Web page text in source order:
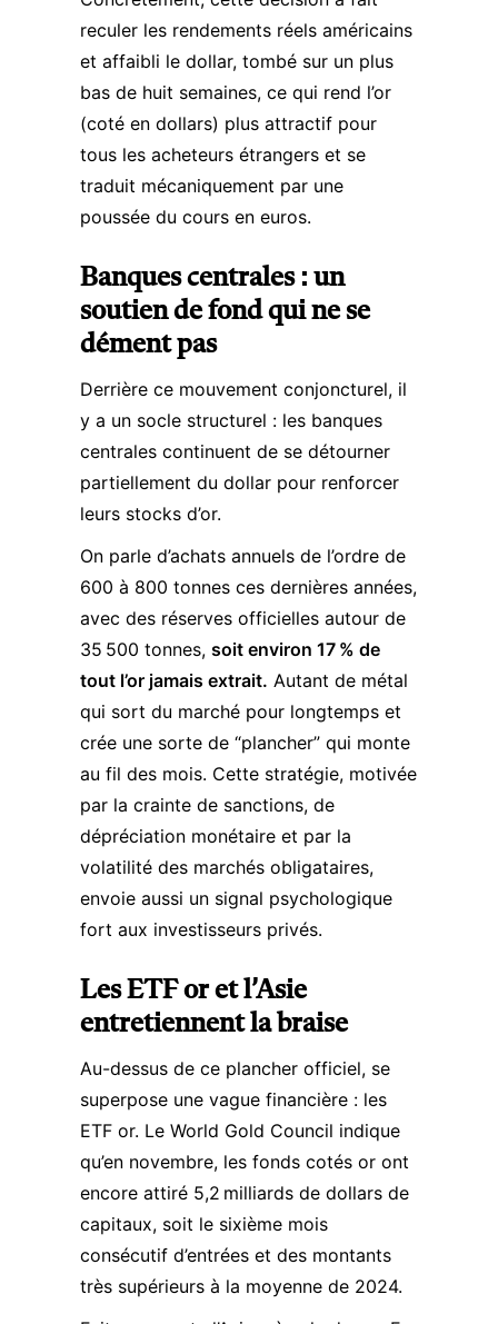
reculer les rendements réels américains
et affaibli le dollar, tombé sur un plus
bas de huit semaines, ce qui rend l’or
(coté en dollars) plus attractif pour
tous les acheteurs étrangers et se
traduit mécaniquement par une
poussée du cours en euros.​
Banques centrales : un
soutien de fond qui ne se
dément pas
Derrière ce mouvement conjoncturel, il
y a un socle structurel : les banques
centrales continuent de se détourner
partiellement du dollar pour renforcer
leurs stocks d’or.​
On parle d’achats annuels de l’ordre de
600 à 800 tonnes ces dernières années,
avec des réserves officielles autour de
35 500 tonnes, soit environ 17 % de
tout l’or jamais extrait. Autant de métal
qui sort du marché pour longtemps et
crée une sorte de “plancher” qui monte
au fil des mois. Cette stratégie, motivée
par la crainte de sanctions, de
dépréciation monétaire et par la
volatilité des marchés obligataires,
envoie aussi un signal psychologique
fort aux investisseurs privés.​
Les ETF or et l’Asie
entretiennent la braise
Au-dessus de ce plancher officiel, se
superpose une vague financière : les
ETF or. Le World Gold Council indique
qu’en novembre, les fonds cotés or ont
encore attiré 5,2 milliards de dollars de
capitaux, soit le sixième mois
consécutif d’entrées et des montants
très supérieurs à la moyenne de 2024.​